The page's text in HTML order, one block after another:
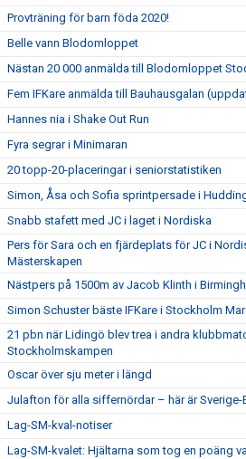
Provträning för barn föda 2020!
Belle vann Blodomloppet
Nästan 20 000 anmälda till Blodomloppet
Fem IFKare anmälda till Bauhausgalan
Hannes nia i Shake Out Run
Fyra segrar i Minimaran
20 topp-20-placeringar i seniorstatistiken
Simon, Åsa och Sofia sprintpersade i
Snabb stafett med JC i laget i Nordiska
Pers för Sara och en fjärdeplats för JC i
Mästerskapen
Nästpers på 1500m av Jacob Klinth i
Simon Schuster bäste IFKare i Stockholm
21 pbn när Lidingö blev trea i andra
Stockholmskampen
Oscar över sju meter i längd
Julafton för alla siffernördar – här är Sverige-
Lag-SM-kval-notiser
Lag-SM-kvalet: Hjältarna som tog en poäng